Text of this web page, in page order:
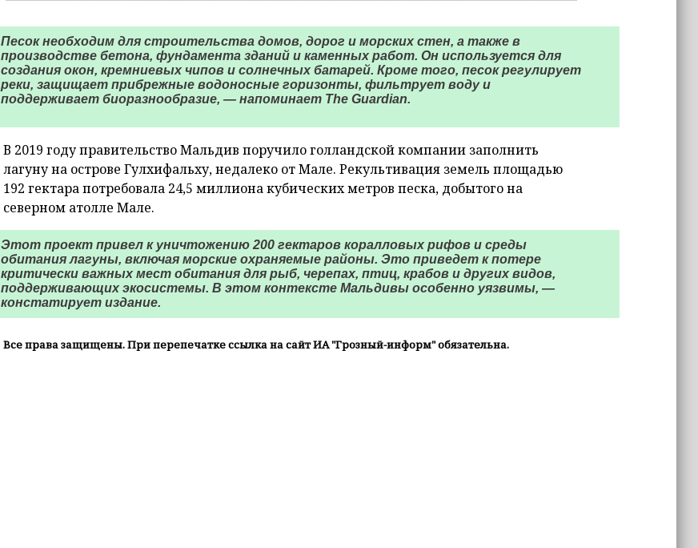
Песок необходим для строительства домов, дорог и морских стен, а также в
производстве бетона, фундамента зданий и каменных работ. Он используется для
создания окон, кремниевых чипов и солнечных батарей. Кроме того, песок регулирует
реки, защищает прибрежные водоносные горизонты, фильтрует воду и
поддерживает биоразнообразие, — напоминает The Guardian.
В 2019 году правительство Мальдив поручило голландской компании заполнить
лагуну на острове Гулхифальху, недалеко от Мале. Рекультивация земель площадью
192 гектара потребовала 24,5 миллиона кубических метров песка, добытого на
северном атолле Мале.
Этот проект привел к уничтожению 200 гектаров коралловых рифов и среды
обитания лагуны, включая морские охраняемые районы. Это приведет к потере
критически важных мест обитания для рыб, черепах, птиц, крабов и других видов,
поддерживающих экосистемы. В этом контексте Мальдивы особенно уязвимы, —
констатирует издание.
Все права защищены. При перепечатке ссылка на сайт ИА "Грозный-информ" обязательна.